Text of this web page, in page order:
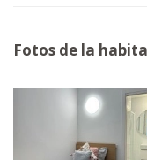
Fotos de la